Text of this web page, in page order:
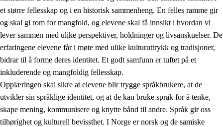
1.6 Demokrati og medvirkning
et større fellesskap og i en historisk sammenheng. En felles ramme gir
og skal gi rom for mangfold, og elevene skal få innsikt i hvordan vi
lever sammen med ulike perspektiver, holdninger og livsanskuelser. De
erfaringene elevene får i møte med ulike kulturuttrykk og tradisjoner,
bidrar til å forme deres identitet. Et godt samfunn er tuftet på et
inkluderende og mangfoldig fellesskap.
Opplæringen skal sikre at elevene blir trygge språkbrukere, at de
utvikler sin språklige identitet, og at de kan bruke språk for å tenke,
skape mening, kommunisere og knytte bånd til andre. Språk gir oss
tilhørighet og kulturell bevissthet. I Norge er norsk og de samiske